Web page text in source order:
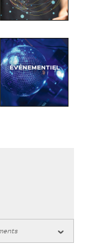
ÉVÉNEMENTIEL